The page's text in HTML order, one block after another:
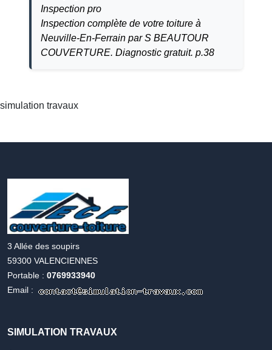
Inspection pro
Inspection complète de votre toiture à
Neuville-En-Ferrain par S BEAUTOUR
COUVERTURE. Diagnostic gratuit. p.38
simulation travaux
travaux
3 Allée des soupirs
59300 VALENCIENNES
Portable : 0769933940
Email :
SIMULATION TRAVAUX